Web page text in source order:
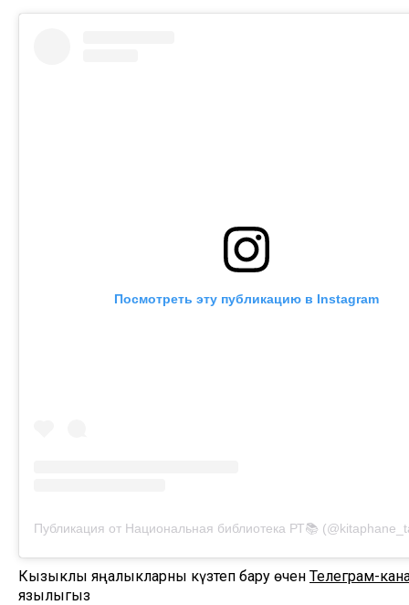
Посмотреть эту публикацию в Instagram
Публикация от Национальная библиотека РТ📚
Кызыклы яңалыкларны күзәтеп бару өчен Телеграм-
язылыгыз